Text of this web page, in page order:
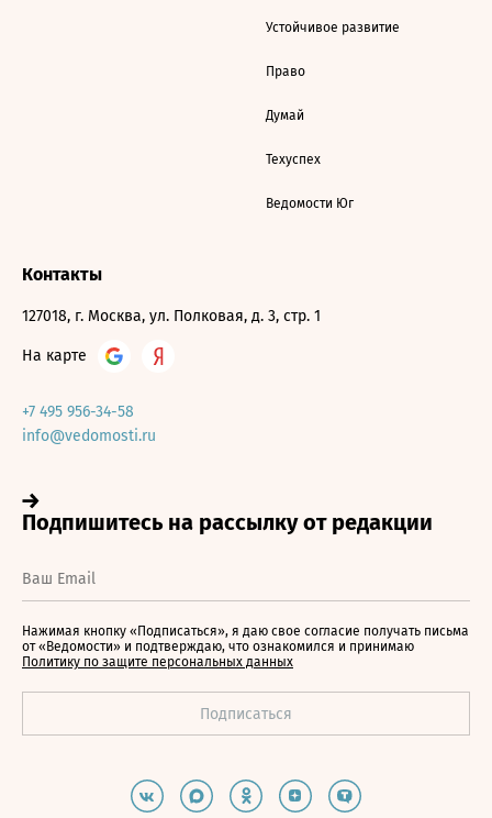
Устойчивое развитие
Право
Думай
Техуспех
Ведомости Юг
Контакты
127018, г. Москва, ул. Полковая, д. 3, стр. 1
На карте
+7 495 956-34-58
info@vedomosti.ru
Нажимая кнопку «Подписаться», я даю свое согласие получать письма
от «Ведомости» и подтверждаю, что ознакомился и принимаю
Политику по защите персональных данных